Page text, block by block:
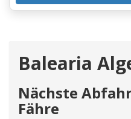
Balearia
Nächste
Fähre